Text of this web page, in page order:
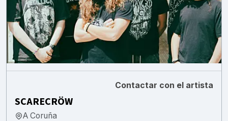
Contactar con el artista
SCARECRÖW
A Coruña